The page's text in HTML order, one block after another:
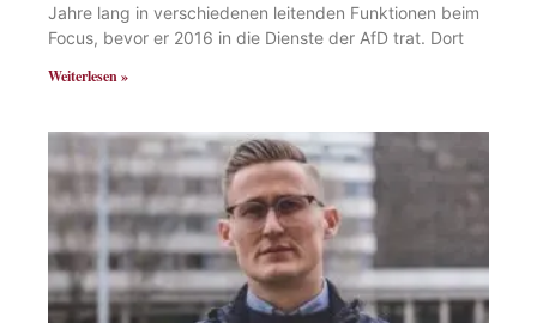
Jahre lang in verschiedenen leitenden Funktionen beim
Focus, bevor er 2016 in die Dienste der AfD trat. Dort
Weiterlesen »